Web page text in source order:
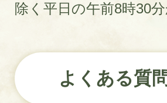
除く平日の午前8時30
よくある質問